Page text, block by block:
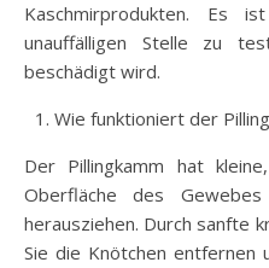
Kaschmirprodukten. Es
unauffälligen Stelle zu
beschädigt wird.
Wie funktioniert der
Der Pillingkamm hat
Oberfläche des
herausziehen. Durch sanfte
Sie die Knötchen